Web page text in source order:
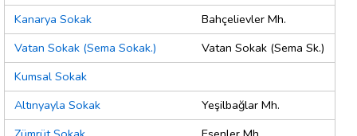
Kanarya Sokak
Bahçelievler Mh.
Vatan Sokak (Sema Sokak.)
Vatan Sokak (Sema Sk.)
Kumsal Sokak
Altınyayla Sokak
Yeşilbağlar Mh.